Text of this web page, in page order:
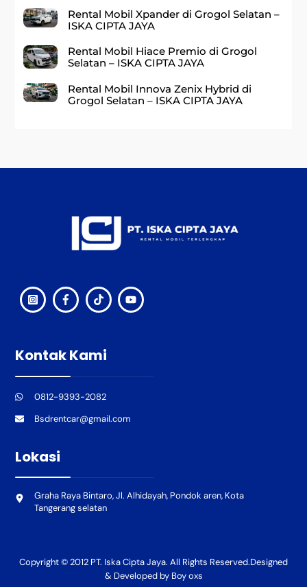
Rental Mobil Xpander di Grogol Selatan –
ISKA CIPTA JAYA
Rental Mobil Hiace Premio di Grogol
Selatan – ISKA CIPTA JAYA
Rental Mobil Innova Zenix Hybrid di
Grogol Selatan – ISKA CIPTA JAYA
Kontak Kami
0812-9393-2082
Bsdrentcar@gmail.com
Lokasi
Graha Raya Bintaro, Jl. Alhidayah, Pondok aren, Kota
Tangerang selatan
Copyright © 2012 PT. Iska Cipta Jaya. All Rights Reserved.Designed
& Developed by Boy oxs